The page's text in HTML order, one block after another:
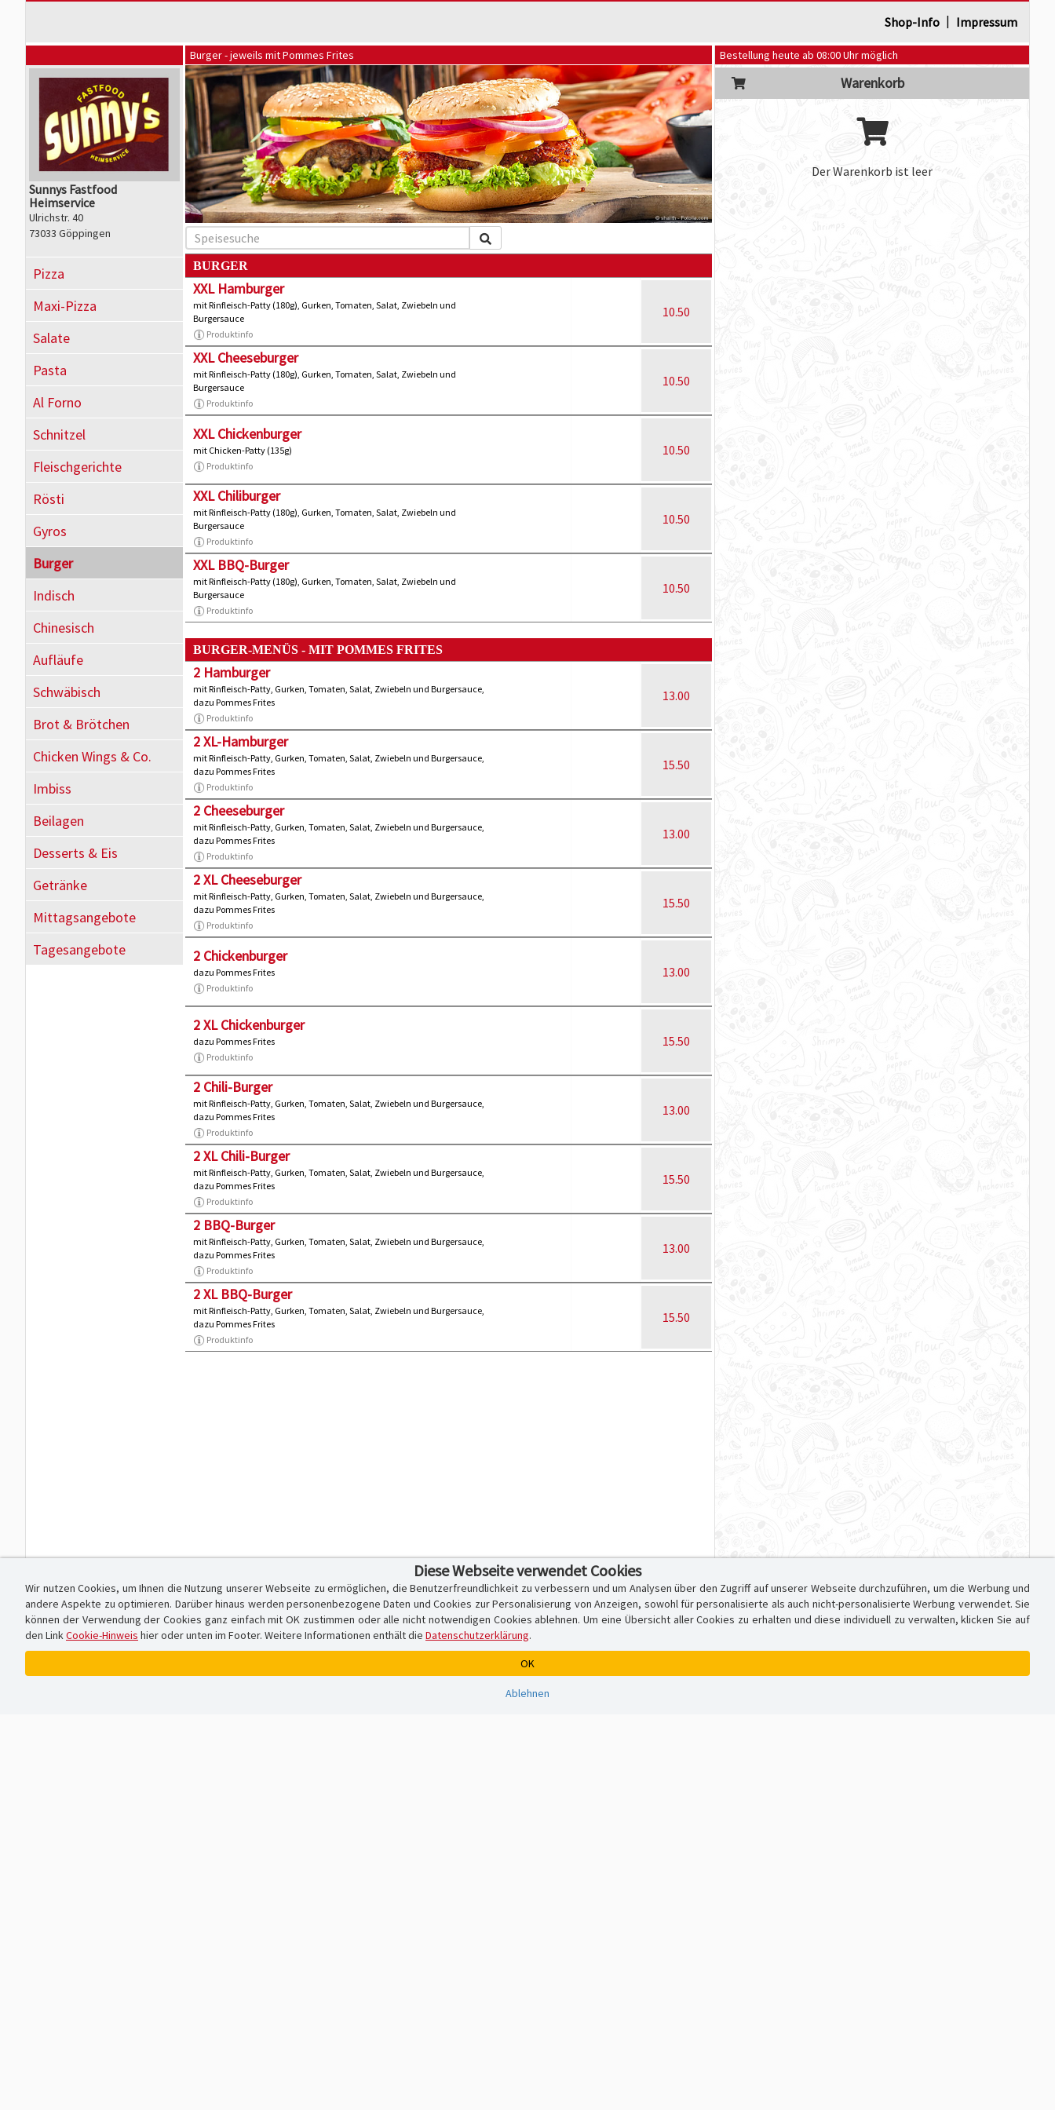
Shop-Info | Impressum
Bestellung heute ab 08:00 Uhr möglich
Warenkorb
Der Warenkorb ist leer
Sunnys Fastfood
Heimservice
Ulrichstr. 40
73033 Göppingen
Pizza
Maxi-Pizza
Salate
Pasta
Al Forno
Schnitzel
Fleischgerichte
Rösti
Gyros
Burger
Indisch
Chinesisch
Aufläufe
Schwäbisch
Brot & Brötchen
Chicken Wings & Co.
Imbiss
Beilagen
Desserts & Eis
Getränke
Mittagsangebote
Tagesangebote
Burger - jeweils mit Pommes Frites
BURGER
XXL Hamburger
mit Rinfleisch-Patty (180g), Gurken, Tomaten, Salat, Zwiebeln und
Burgersauce
Produktinfo
10.50
XXL Cheeseburger
mit Rinfleisch-Patty (180g), Gurken, Tomaten, Salat, Zwiebeln und
Burgersauce
Produktinfo
10.50
XXL Chickenburger
mit Chicken-Patty (135g)
Produktinfo
10.50
XXL Chiliburger
mit Rinfleisch-Patty (180g), Gurken, Tomaten, Salat, Zwiebeln und
Burgersauce
Produktinfo
10.50
XXL BBQ-Burger
mit Rinfleisch-Patty (180g), Gurken, Tomaten, Salat, Zwiebeln und
Burgersauce
Produktinfo
10.50
BURGER-MENÜS - MIT POMMES FRITES
2 Hamburger
mit Rinfleisch-Patty, Gurken, Tomaten, Salat, Zwiebeln und Burgersauce,
dazu Pommes Frites
Produktinfo
13.00
2 XL-Hamburger
mit Rinfleisch-Patty, Gurken, Tomaten, Salat, Zwiebeln und Burgersauce,
dazu Pommes Frites
Produktinfo
15.50
2 Cheeseburger
mit Rinfleisch-Patty, Gurken, Tomaten, Salat, Zwiebeln und Burgersauce,
dazu Pommes Frites
Produktinfo
13.00
2 XL Cheeseburger
mit Rinfleisch-Patty, Gurken, Tomaten, Salat, Zwiebeln und Burgersauce,
dazu Pommes Frites
Produktinfo
15.50
2 Chickenburger
dazu Pommes Frites
Produktinfo
13.00
2 XL Chickenburger
dazu Pommes Frites
Produktinfo
15.50
2 Chili-Burger
mit Rinfleisch-Patty, Gurken, Tomaten, Salat, Zwiebeln und Burgersauce,
dazu Pommes Frites
Produktinfo
13.00
2 XL Chili-Burger
mit Rinfleisch-Patty, Gurken, Tomaten, Salat, Zwiebeln und Burgersauce,
dazu Pommes Frites
Produktinfo
15.50
2 BBQ-Burger
mit Rinfleisch-Patty, Gurken, Tomaten, Salat, Zwiebeln und Burgersauce,
dazu Pommes Frites
Produktinfo
13.00
2 XL BBQ-Burger
mit Rinfleisch-Patty, Gurken, Tomaten, Salat, Zwiebeln und Burgersauce,
dazu Pommes Frites
Produktinfo
15.50
Diese Webseite verwendet Cookies
Wir nutzen Cookies, um Ihnen die Nutzung unserer Webseite zu ermöglichen, die Benutzerfreundlichkeit zu verbessern und um Analysen über den Zugriff auf unserer Webseite durchzuführen, um die Werbung und
andere Aspekte zu optimieren. Darüber hinaus werden personenbezogene Daten und Cookies zur Personalisierung von Anzeigen, sowohl für personalisierte als auch nicht-personalisierte Werbung verwendet. Sie
können der Verwendung der Cookies ganz einfach mit OK zustimmen oder alle nicht notwendigen Cookies ablehnen. Um eine Übersicht aller Cookies zu erhalten und diese individuell zu verwalten, klicken Sie auf
den LinkCookie-Hinweis hier oder unten im Footer. Weitere Informationen enthält die Datenschutzerklärung.
OK
Ablehnen